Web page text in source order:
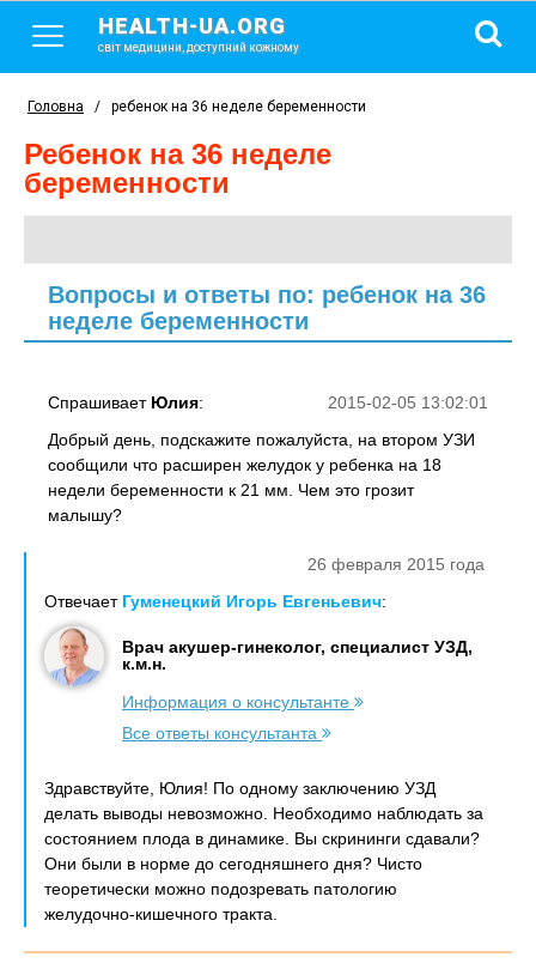
HEALTH-UA.ORG
світ медицини, доступний кожному
Головна / ребенок на 36 неделе беременности
ребенок на 36 неделе
беременности
Вопросы и ответы по: ребенок на 36
неделе беременности
2015-02-05 13:02:01
Спрашивает Юлия:
Добрый день, подскажите пожалуйста, на втором УЗИ
сообщили что расширен желудок у ребенка на 18
недели беременности к 21 мм. Чем это грозит
малышу?
26 февраля 2015 года
Отвечает Гуменецкий Игорь Евгеньевич:
Врач акушер-гинеколог, специалист УЗД,
к.м.н.
Информация о консультанте
Все ответы консультанта
Здравствуйте, Юлия! По одному заключению УЗД
делать выводы невозможно. Необходимо наблюдать за
состоянием плода в динамике. Вы скрининги сдавали?
Они были в норме до сегодняшнего дня? Чисто
теоретически можно подозревать патологию
желудочно-кишечного тракта.